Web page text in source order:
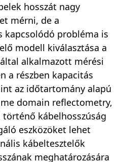
hosszát nagy
mérni, de a
kapcsolódó probléma is
modell kiválasztása a
alkalmazott mérési
a részben kapacitás
az időtartomány alapú
domain reflectometry,
történő kábelhosszúság
eszközöket lehet
kábeltesztelők
meghatározására